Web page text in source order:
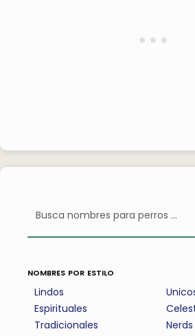
nombres por estilo
Lindos
Espirituales
Tradicionales
Nerds